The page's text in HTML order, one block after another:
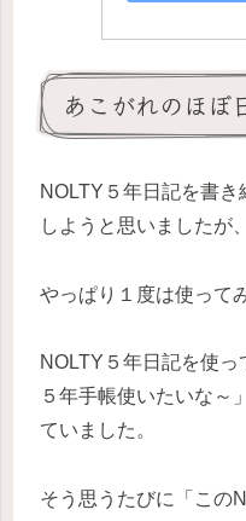
あこがれのほぼ
NOLTY５年日記を書
しようと思いましたが、
やっぱり１度は使って
NOLTY５年日記を使っ
５年手帳使いたいな～
ていました。
そう思うたびに「この